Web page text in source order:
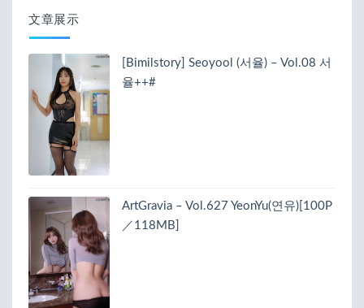
文章展示
[Bimilstory] Seoyool (서율) – Vol.08 서
율++#
ArtGravia – Vol.627 YeonYu(연유)[100P
／118MB]